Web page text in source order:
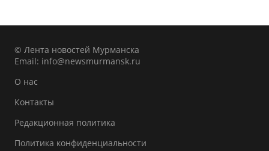
© Лента новостей Мурманска
Email: info@newsmurmansk.ru
О нас
Контакты
Редакционная политика
Политика конфиденциальности